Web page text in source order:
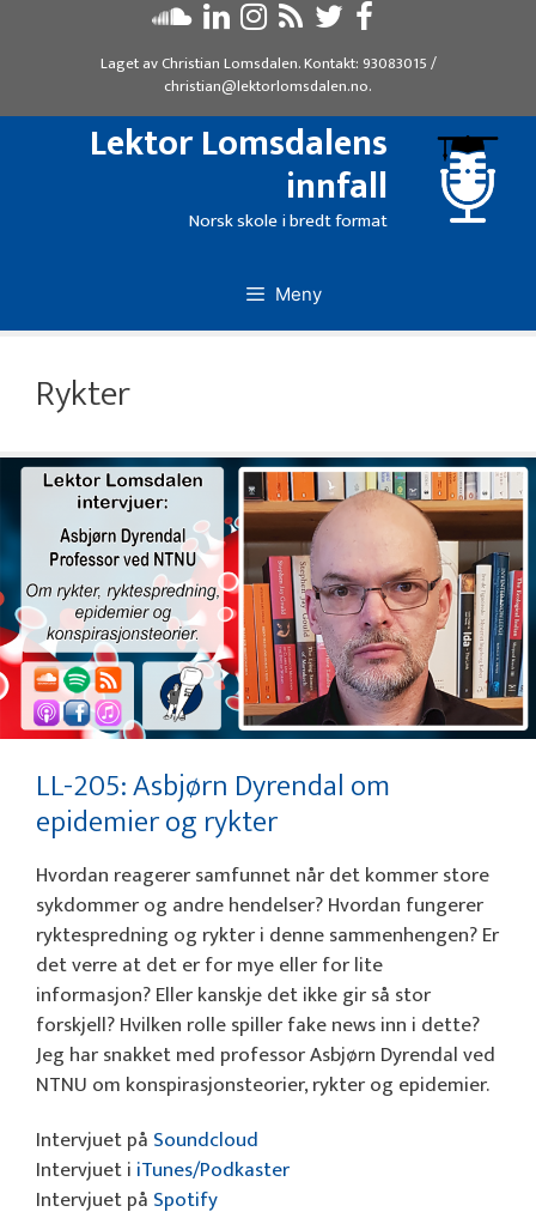
Laget avChristian Lomsdalen. Kontakt: 93083015/
christian@lektorlomsdalen.no.
Lektor Lomsdalens
innfall
Norsk skole i bredt format
Meny
Rykter
LL-205: Asbjørn Dyrendal om
epidemier og rykter
Hvordan reagerer samfunnet når det kommer store
sykdommer og andre hendelser? Hvordan fungerer
ryktespredning og rykter i denne sammenhengen? Er
det verre at det er for mye eller for lite
informasjon? Eller kanskje det ikke gir så stor
forskjell? Hvilken rolle spiller fake news inn i dette?
Jeg har snakket med professor Asbjørn Dyrendal ved
NTNU om konspirasjonsteorier, rykter og epidemier.
Intervjuet på Soundcloud
Intervjuet i iTunes/Podkaster
Intervjuet på Spotify